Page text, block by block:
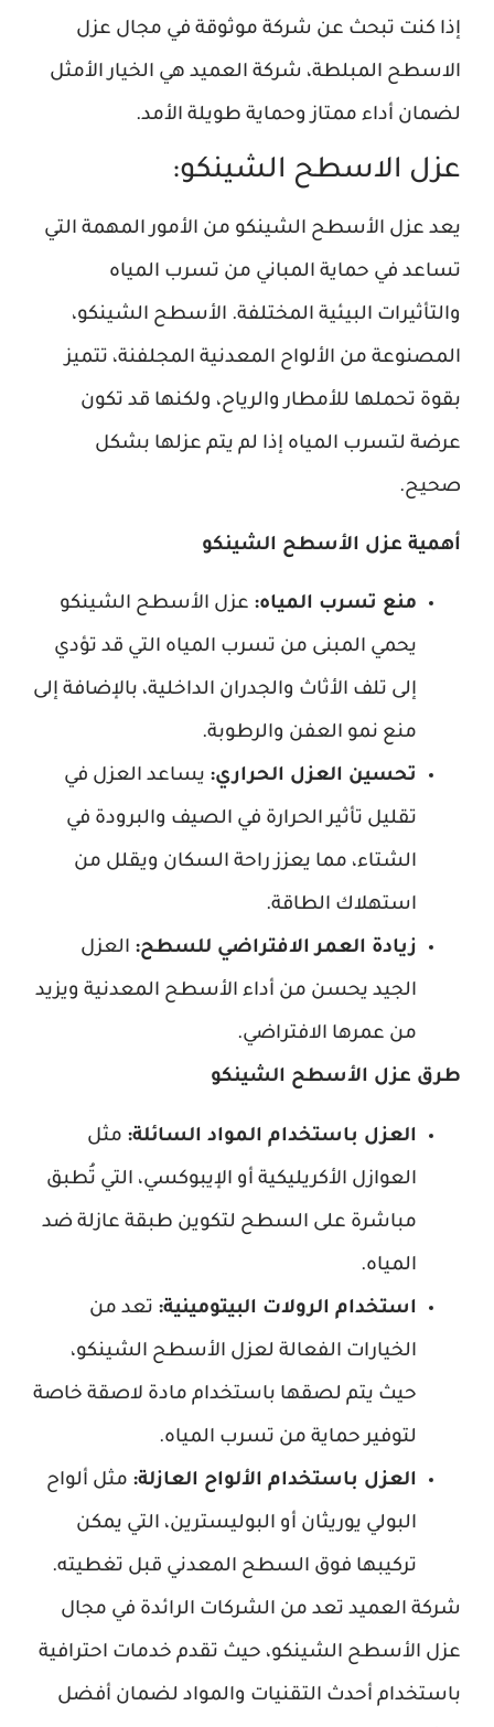
إذا كنت تبحث عن شركة موثوقة في مجال عزل
الاسطح المبلطة، شركة العميد هي الخيار الأمثل
لضمان أداء ممتاز وحماية طويلة الأمد.
عزل الاسطح الشينكو:
يعد عزل الأسطح الشينكو من الأمور المهمة التي
تساعد في حماية المباني من تسرب المياه
والتأثيرات البيئية المختلفة. الأسطح الشينكو،
المصنوعة من الألواح المعدنية المجلفنة، تتميز
بقوة تحملها للأمطار والرياح، ولكنها قد تكون
عرضة لتسرب المياه إذا لم يتم عزلها بشكل
صحيح.
أهمية عزل الأسطح الشينكو
منع تسرب المياه: عزل الأسطح الشينكو
يحمي المبنى من تسرب المياه التي قد تؤدي
إلى تلف الأثاث والجدران الداخلية، بالإضافة إلى
منع نمو العفن والرطوبة.
تحسين العزل الحراري: يساعد العزل في
تقليل تأثير الحرارة في الصيف والبرودة في
الشتاء، مما يعزز راحة السكان ويقلل من
استهلاك الطاقة.
زيادة العمر الافتراضي للسطح: العزل
الجيد يحسن من أداء الأسطح المعدنية ويزيد
من عمرها الافتراضي.
طرق عزل الأسطح الشينكو
العزل باستخدام المواد السائلة: مثل
العوازل الأكريليكية أو الإيبوكسي، التي تُطبق
مباشرة على السطح لتكوين طبقة عازلة ضد
المياه.
استخدام الرولات البيتومينية: تعد من
الخيارات الفعالة لعزل الأسطح الشينكو،
حيث يتم لصقها باستخدام مادة لاصقة خاصة
لتوفير حماية من تسرب المياه.
العزل باستخدام الألواح العازلة: مثل ألواح
البولي يوريثان أو البوليسترين، التي يمكن
تركيبها فوق السطح المعدني قبل تغطيته.
شركة العميد تعد من الشركات الرائدة في مجال
عزل الأسطح الشينكو، حيث تقدم خدمات احترافية
باستخدام أحدث التقنيات والمواد لضمان أفضل